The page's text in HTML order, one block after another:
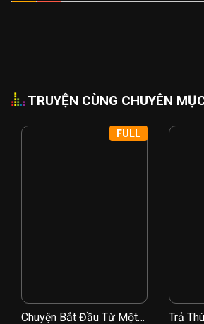
TRUYỆN CÙNG CHUYÊN
Chuyện Bắt Đầu Từ Một
FULL
Trả